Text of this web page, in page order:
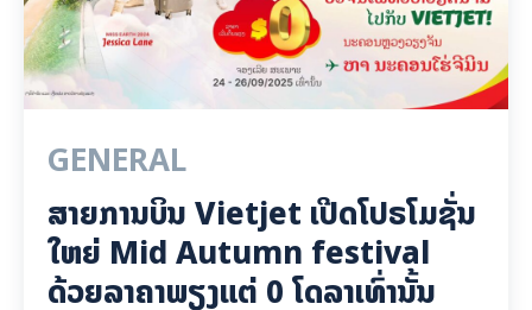
GENERAL
ສາຍການບິນ Vietjet ເປີດໂປຣໂມຊັ່ນ
ໃຫຍ່ Mid Autumn festival
ດ້ວຍລາຄາພຽງແຕ່ 0 ໂດລາເທົ່ານັ້ນ